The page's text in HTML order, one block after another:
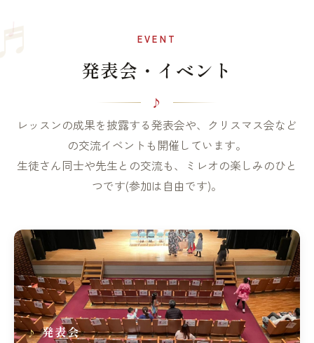
♩ EVENT
発表会・イベント
レッスンの成果を披露する発表会や、クリスマス会など
の交流イベントも開催しています。
生徒さん同士や先生との交流も、ミレオの楽しみのひと
つです(参加は自由です)。
発表会